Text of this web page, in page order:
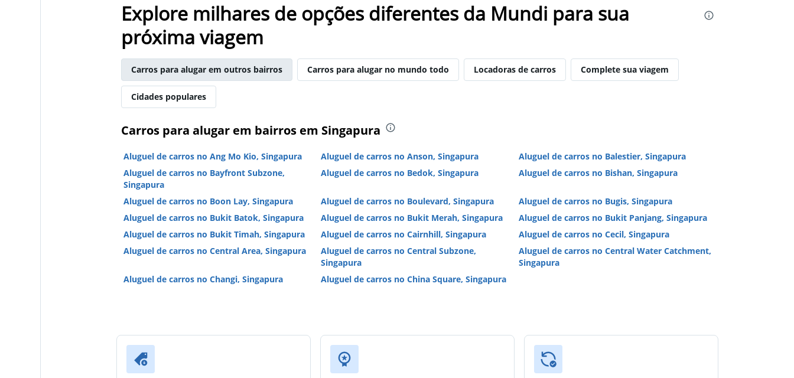
Explore milhares de opções diferentes da Mundi para sua
próxima viagem
Carros para alugar em outros bairros Carros para alugar no mundo todo Locadoras de carros Complete sua viagem
Cidades populares
Carros para alugar em bairros em Singapura
Aluguel de carros no Ang Mo Kio, Singapura Aluguel de carros no Anson, Singapura
Aluguel de carros no Balestier, Singapura
Aluguel de carros no Bayfront Subzone,
Singapura
Aluguel de carros no Bedok, Singapura Aluguel de carros no Bishan, Singapura
Aluguel de carros no Boon Lay, Singapura Aluguel de carros no Boulevard, Singapura
Aluguel de carros no Bugis, Singapura
Aluguel de carros no Bukit Batok, Singapura
Aluguel de carros no Bukit Merah, Singapura
Aluguel de carros no Bukit Panjang, Singapura
Aluguel de carros no Bukit Timah, Singapura
Aluguel de carros no Cairnhill, Singapura
Aluguel de carros no Cecil, Singapura
Aluguel de carros no Central Area, Singapura
Aluguel de carros no Central Subzone,
Singapura
Aluguel de carros no Central Water Catchment,
Singapura
Aluguel de carros no Changi, Singapura
Aluguel de carros no China Square, Singapura